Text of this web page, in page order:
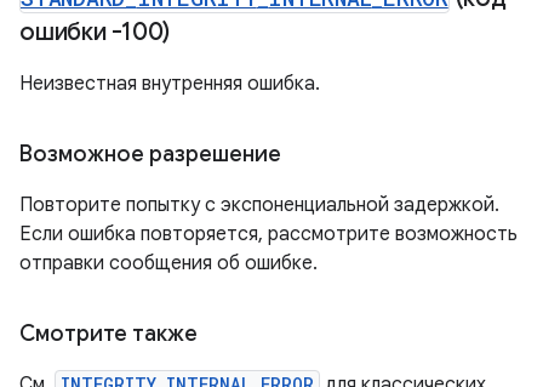
ошибки -100)
Неизвестная внутренняя ошибка.
Возможное разрешение
Повторите попытку с экспоненциальной задержкой.
Если ошибка повторяется, рассмотрите возможность
отправки сообщения об ошибке.
Смотрите также